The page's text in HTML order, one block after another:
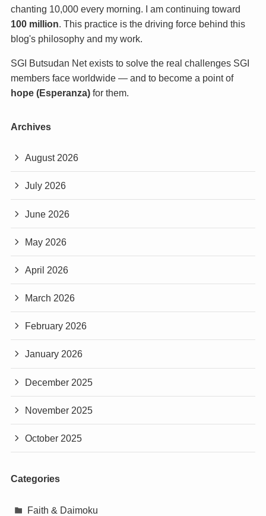
chanting 10,000 every morning. I am continuing toward
100 million . This practice is the driving force behind this
blog's philosophy and my work.
SGI Butsudan Net exists to solve the real challenges SGI
members face worldwide — and to become a point of
hope (Esperanza)for them.
Archives
August 2026
July 2026
June 2026
May 2026
April 2026
March 2026
February 2026
January 2026
December 2025
November 2025
October 2025
Categories
Faith & Daimoku